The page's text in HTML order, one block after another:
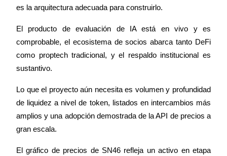
es la arquitectura adecuada para construirlo.
El producto de evaluación de IA está en vivo y es
comprobable, el ecosistema de socios abarca tanto DeFi
como proptech tradicional, y el respaldo institucional es
sustantivo.
Lo que el proyecto aún necesita es volumen y profundidad
de liquidez a nivel de token, listados en intercambios más
amplios y una adopción demostrada de la API de precios a
gran escala.
El gráfico de precios de SN46 refleja un activo en etapa